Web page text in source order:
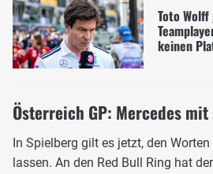
Toto
keinen
Österreich GP: Mercedes
In Spielberg gilt es jetzt, den
lassen. An den Red Bull Ring hat